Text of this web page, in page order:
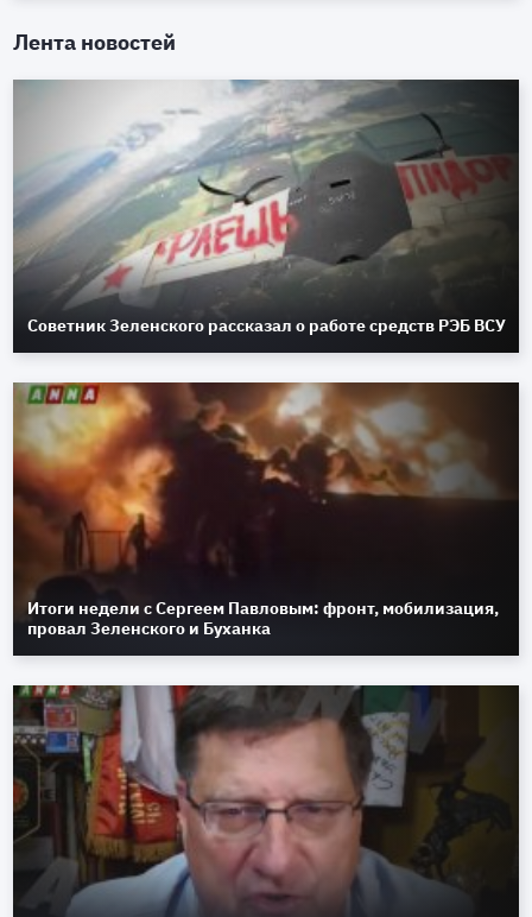
Лента новостей
Советник Зеленского рассказал о работе средств РЭБ ВСУ
Итоги недели с Сергеем Павловым: фронт, мобилизация,
провал Зеленского и Буханка